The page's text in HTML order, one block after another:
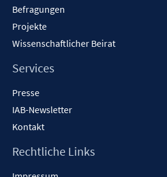
Befragungen
Projekte
Wissenschaftlicher Beirat
Services
Presse
IAB-Newsletter
Kontakt
Rechtliche Links